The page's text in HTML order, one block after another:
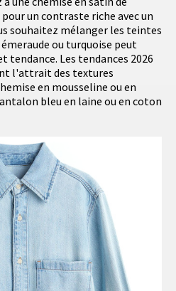
un contraste riche avec un
souhaitez mélanger les teintes
ou turquoise peut
tendance. Les tendances 2026
l'attrait des textures
en mousseline ou en
bleu en laine ou en coton